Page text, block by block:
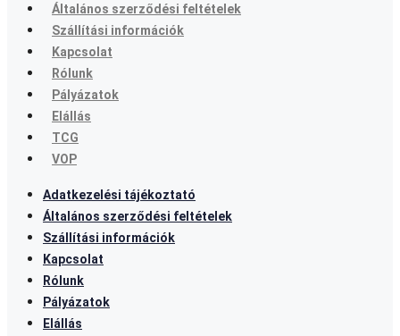
Általános szerződési feltételek
Szállítási információk
Kapcsolat
Rólunk
Pályázatok
Elállás
TCG
VOP
Adatkezelési tájékoztató
Általános szerződési feltételek
Szállítási információk
Kapcsolat
Rólunk
Pályázatok
Elállás